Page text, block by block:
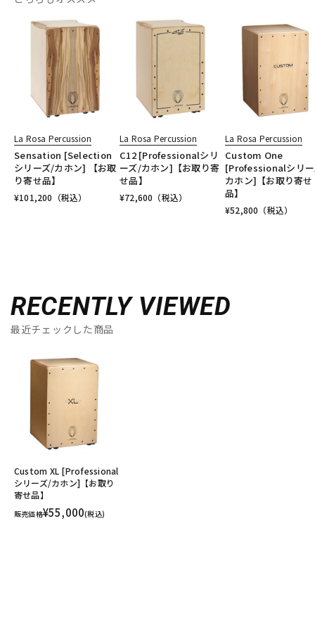
La Rosa Percussion
Sensation [Selection
シリーズ/カホン] 【お取
り寄せ品】
¥101,200 （税込）
La Rosa Percussion
C12 [Professionalシリ
ーズ/カホン]【お取り寄
せ品】
¥72,600 （税込）
La Rosa Percussion
Custom One
[Professionalシリ
カホン]【お取り寄せ
品】
¥52,800 （税込）
RECENTLY VIEWED
最近チェックした商品
Custom XL [Professional
シリーズ/カホン]【お取り
寄せ品】
販売価格¥55,000(税込)